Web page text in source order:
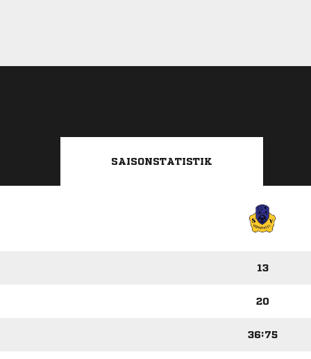
SAISONSTATISTIK
13
20
36:75